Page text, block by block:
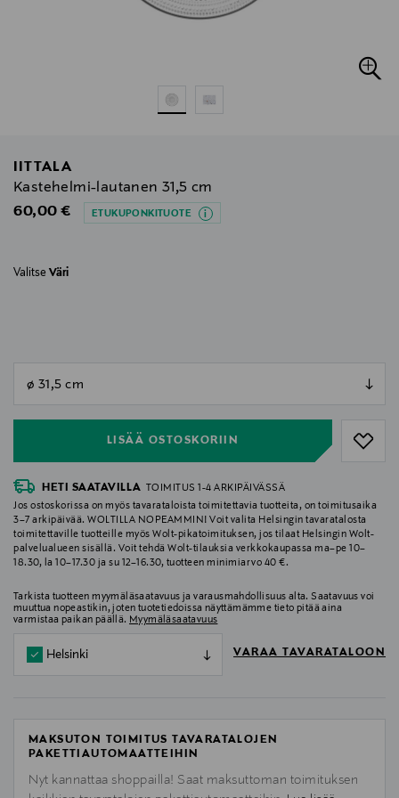
IITTALA
Kastehelmi-lautanen 31,5 cm
Original Price
60,00 € ETUKUPONKITUOTE
Valitse Väri
LISÄÄ OSTOSKORIIN
HETI SAATAVILLA
TOIMITUS 1-4 ARKIPÄIVÄSSÄ
Jos ostoskorissa on myös tavarataloista toimitettavia tuotteita, on toimitusaika
3–7 arkipäivää. WOLTILLA NOPEAMMIN! Voit valita Helsingin tavaratalosta
toimitettaville tuotteille myös Wolt-pikatoimituksen, jos tilaat Helsingin Wolt-
palvelualueen sisällä. Voit tehdä Wolt-tilauksia verkkokaupassa ma–pe 10–
18.30, la 10–17.30 ja su 12–16.30, tuotteen minimiarvo 40 €.
Tarkista tuotteen myymäläsaatavuus ja varausmahdollisuus alta. Saatavuus voi
muuttua nopeastikin, joten tuotetiedoissa näyttämämme tieto pitää aina
varmistaa paikan päällä. Myymäläsaatavuus
Helsinki VARAA TAVARATALOON
MAKSUTON TOIMITUS TAVARATALOJEN
PAKETTIAUTOMAATTEIHIN
Nyt kannattaa shoppailla! Saat maksuttoman toimituksen